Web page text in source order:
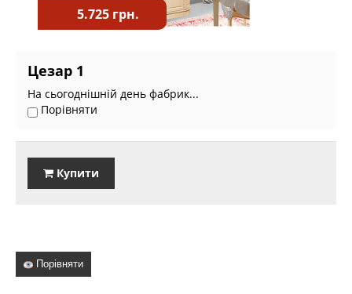
5.725 грн.
Цезар 1
На сьогоднішній день фабрик...
Порівняти
Купити
Порівняти